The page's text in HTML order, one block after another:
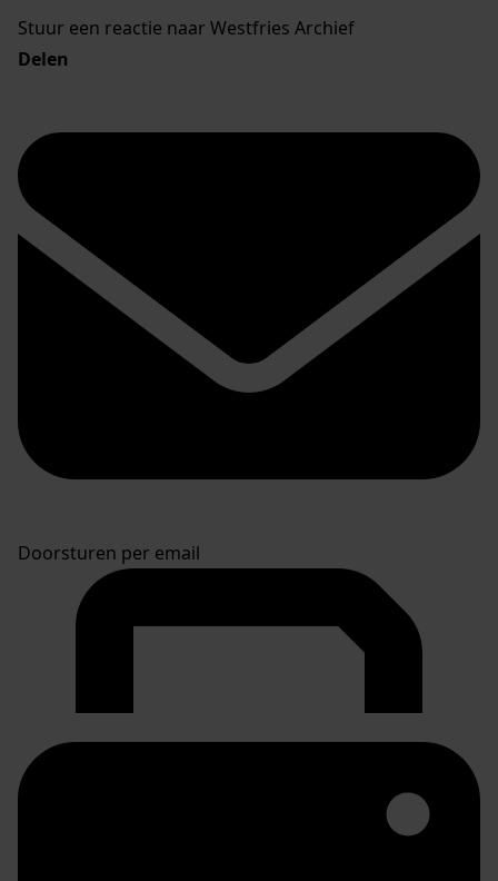
Stuur een reactie naar Westfries Archief
Delen
Doorsturen per email